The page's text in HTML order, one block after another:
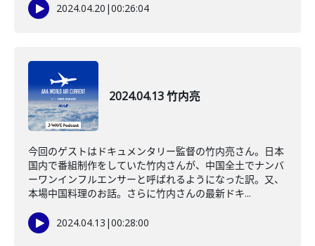
2024.04.20 |00:26:04
2024.04.13 竹内亮
今回のゲストはドキュメンタリー監督の竹内亮さん。日本
国内で番組制作をしていた竹内さんが、中国全土でナンバ
ーワンインフルエンサーと呼ばれるようになった訳。又、
本場中国料理のお話。さらに竹内さんの最新ドキ...
2024.04.13 |00:28:00